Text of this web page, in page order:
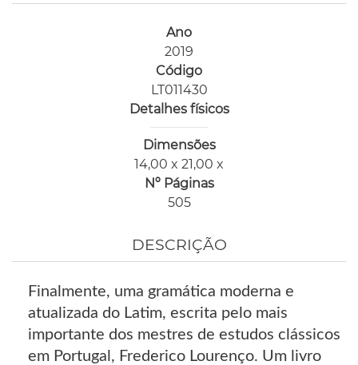
Ano
2019
Código
LT011430
Detalhes físicos
Dimensões
14,00 x 21,00 x
Nº Páginas
505
DESCRIÇÃO
Finalmente, uma gramática moderna e
atualizada do Latim, escrita pelo mais
importante dos mestres de estudos clássicos
em Portugal, Frederico Lourenço. Um livro